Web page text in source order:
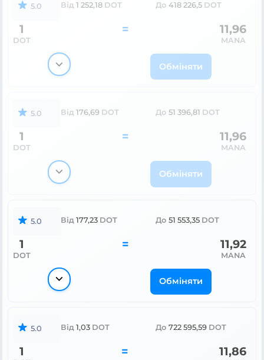
5.0 Від 1 252,18 DOT До 418 226,5 DOT
1
DOT
= 11,96
MANA
Обміняти
5.0 Від 176,69 DOT До 51 396,81 DOT
1
DOT
= 11,96
MANA
Обміняти
5.0 Від 177,23 DOT До 51 553,35 DOT
1
DOT
= 11,92
MANA
Обміняти
5.0 Від 1,03 DOT До 722 595,59 DOT
1 = 11,86